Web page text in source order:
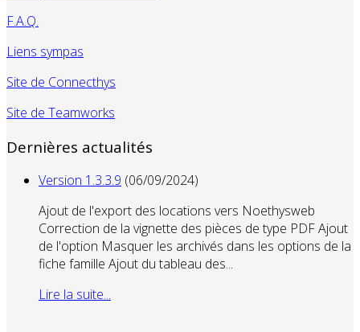
F.A.Q.
Liens sympas
Site de Connecthys
Site de Teamworks
Dernières actualités
Version 1.3.3.9 (06/09/2024)
Ajout de l'export des locations vers Noethysweb
Correction de la vignette des pièces de type PDF Ajout
de l'option Masquer les archivés dans les options de la
fiche famille Ajout du tableau des...
Lire la suite...